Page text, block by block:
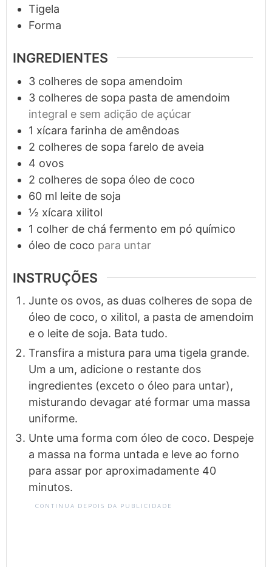
Tigela
Forma
INGREDIENTES
3 colheres de sopa amendoim
3 colheres de sopa pasta de amendoim
integral e sem adição de açúcar
1 xícara farinha de amêndoas
2 colheres de sopa farelo de aveia
4 ovos
2 colheres de sopa óleo de coco
60 ml leite de soja
½ xícara xilitol
1 colher de chá fermento em pó químico
óleo de coco para untar
INSTRUÇÕES
Junte os ovos, as duas colheres de sopa de
óleo de coco, o xilitol, a pasta de amendoim
e o leite de soja. Bata tudo.
Transfira a mistura para uma tigela grande.
Um a um, adicione o restante dos
ingredientes (exceto o óleo para untar),
misturando devagar até formar uma massa
uniforme.
Unte uma forma com óleo de coco. Despeje
a massa na forma untada e leve ao forno
para assar por aproximadamente 40
minutos.
CONTINUA DEPOIS DA PUBLICIDADE